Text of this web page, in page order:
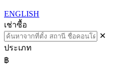
ENGLISH
เช่าซื้อ
✕
ประเภท
฿